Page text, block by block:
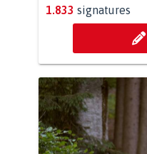
1.833 signatures